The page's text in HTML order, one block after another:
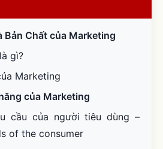
Bản Chất của Marketing
gì?
Marketing
của Marketing
cầu của người tiêu dùng –
of the consumer